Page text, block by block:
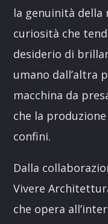
la genuinità della
curiosità che
desiderio di
umano dall’altra
macchina da
che la
confini.
Dalla
Vivere
che opera